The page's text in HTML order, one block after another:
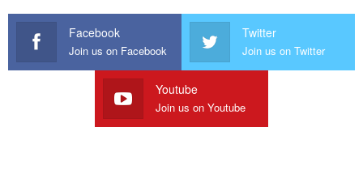
Facebook
Join us on Facebook
Twitter
Join us on Twitter
Youtube
Join us on Youtube